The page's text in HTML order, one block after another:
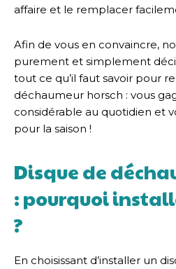
affaire et le remplacer
Afin de vous en convaincre,
purement et simplement
tout ce qu’il faut savoir pour
déchaumeur horsch : vous
considérable au quotidien et
pour la saison !
Disque de
: pourquoi
?
En choisissant d’installer un